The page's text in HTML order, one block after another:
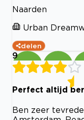
Naarden
Urban
delen
9
Perfect altijd
Ben zeer